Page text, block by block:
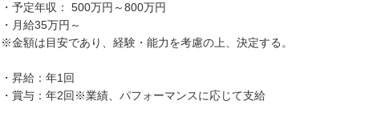
・予定年収： 500万円～800万円
・月給35万円～
※金額は目安であり、経験・能力を考慮の上、決定する。
・昇給：年1回
・賞与：年2回※業績、パフォーマンスに応じて支給